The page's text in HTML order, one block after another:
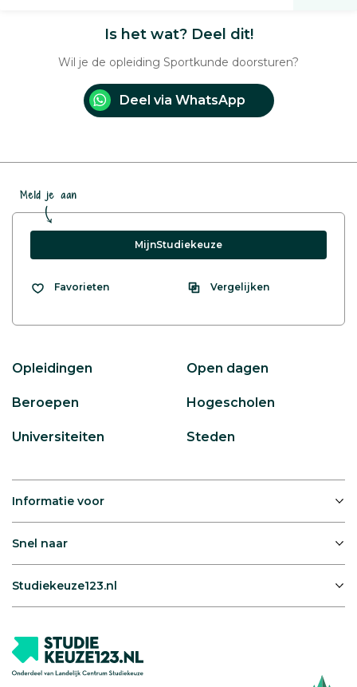
Is het wat? Deel dit!
Wil je de opleiding Sportkunde doorsturen?
Deel via WhatsApp
Meld je aan
MijnStudiekeuze
Favorieten Vergelijken
Opleidingen Open dagen
Beroepen Hogescholen
Universiteiten Steden
Informatie voor
Snel naar
Studiekeuze123.nl